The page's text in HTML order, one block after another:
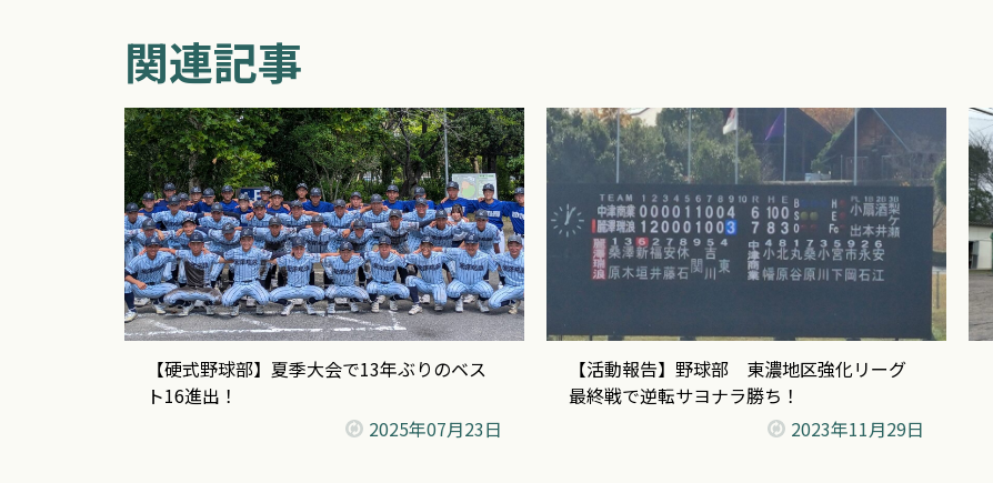
関連記事
【硬式野球部】夏季大会で13年ぶりのベス
ト16進出！
2025年07月23日
【活動報告】野球部 東濃地区強化リーグ
最終戦で逆転サヨナラ勝ち！
2023年11月29日